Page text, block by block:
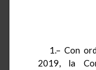
1.– Con
2019, la